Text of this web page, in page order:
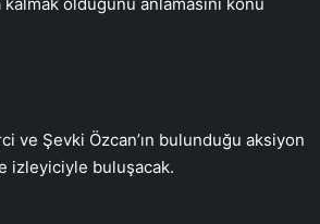
ve Şevki Özcan’ın bulunduğu aksiyon
izleyiciyle buluşacak.